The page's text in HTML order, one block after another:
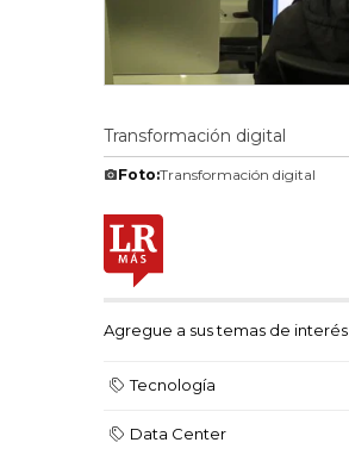
Transformación digital
Foto:Transformación digital
Agregue a sus temas de interés
Tecnología
Data Center